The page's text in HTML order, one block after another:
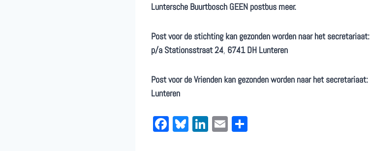
Luntersche Buurtbosch GEEN postbus meer.
Post voor de stichting kan gezonden worden naar het secretariaat:
p/a Stationsstraat 24, 6741 DH Lunteren
Post voor de Vrienden kan gezonden worden naar het secretariaat:
Lunteren
Fa Bl
Li
E